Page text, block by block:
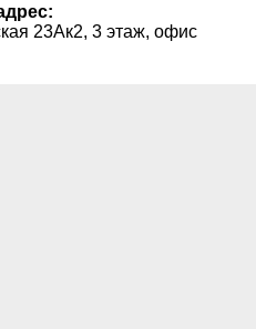
23Ак2, 3 этаж, офис